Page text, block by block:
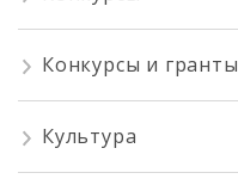
Конкурсы и гранты
Культура